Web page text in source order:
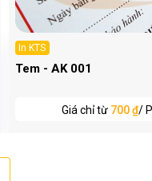
In KTS
Tem - AK 001
Giá chỉ từ 700 ₫/